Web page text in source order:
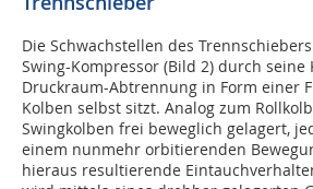
Die Schwachstellen des
Swing-Kompressor (Bild 2) durch
Druckraum-Abtrennung in Form einer
Kolben selbst sitzt. Analog zum
Swingkolben frei beweglich gelagert,
einem nunmehr orbitierenden
hieraus resultierende